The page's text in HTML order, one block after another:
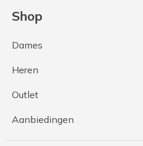
Shop
Dames
Heren
Outlet
Aanbiedingen